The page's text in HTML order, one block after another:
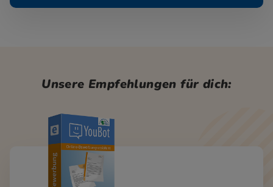
Unsere Empfehlungen für dich: